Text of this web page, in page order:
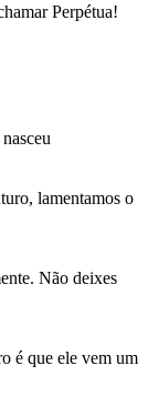
Perpétua!
lamentamos o
Não deixes
é que ele vem um